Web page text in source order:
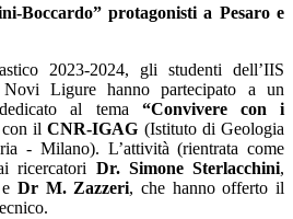
Boccardo” protagonisti a Pesaro e
2023-2024, gli studenti dell’IIS
Ligure hanno partecipato a un
al tema “Convivere con i
con ilCNR-IGAG (Istituto di Geologia
- Milano). L’attività (rientrata come
ricercatori Dr. Simone Sterlacchini,
e Dr M. Zazzeri, che hanno offerto il